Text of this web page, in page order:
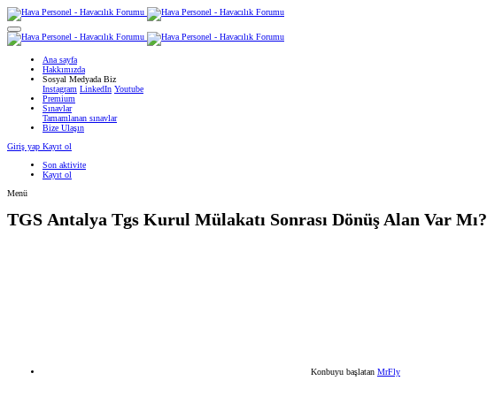
Ana sayfa
Hakkımızda
Sosyal Medyada Biz
Instagram LinkedIn Youtube
Premium
Sınavlar
Tamamlanan sınavlar
Bize Ulaşın
Giriş yap Kayıt ol
Son aktivite
Kayıt ol
Menü
TGS Antalya Tgs Kurul Mülakatı Sonrası Dönüş Alan Var Mı?
Konbuyu başlatan MrFly